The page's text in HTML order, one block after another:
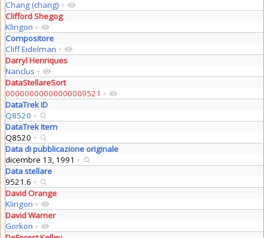
Chang (chang) +
Clifford Shegog
Klingon +
Compositore
Cliff Eidelman +
Darryl Henriques
Nanclus +
DataStellareSort
00000000000000009521 +
DataTrek ID
Q8520 +
DataTrek Item
Q8520 +
Data di pubblicazione originale
dicembre 13, 1991 +
Data stellare
9521.6 +
David Orange
Klingon +
David Warner
Gorkon +